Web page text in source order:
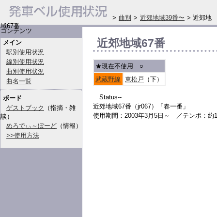
コンテンツ
メイン
駅別使用状況
線別使用状況
曲別使用状況
曲名一覧
ボード
ゲストブック
（指摘・雑
談）
めろでぃ～ぼーど （情報）
>>使用方法
近郊地域67番
★現在不使用 ○
武蔵野線
東松戸 （下）
Status--
近郊地域67番（jr067）「春一番」
使用期間：2003年3月5日～ ／テンポ：約
> 曲別 > 近郊地域39番〜 > 近郊地
域67番